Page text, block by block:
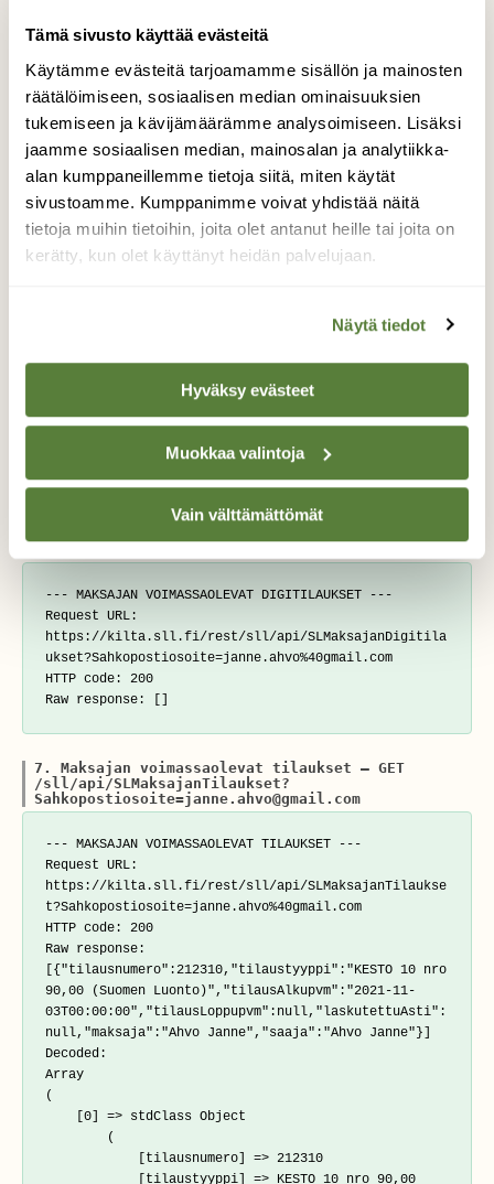
Tämä sivusto käyttää evästeitä
Käytämme evästeitä tarjoamamme sisällön ja mainosten
räätälöimiseen, sosiaalisen median ominaisuuksien
tukemiseen ja kävijämäärämme analysoimiseen. Lisäksi
jaamme sosiaalisen median, mainosalan ja analytiikka-
alan kumppaneillemme tietoja siitä, miten käytät
sivustoamme. Kumppanimme voivat yhdistää näitä
tietoja muihin tietoihin, joita olet antanut heille tai joita on
kerätty, kun olet käyttänyt heidän palvelujaan.
Näytä tiedot
Hyväksy evästeet
Muokkaa valintoja
Vain välttämättömät
Request URL:
https://kilta.sll.fi/rest/sll/api/JasenyysVoimassa?
Jasennumero=10
5. SL Tilaus voimassa — GET
/sll/api/SLtilausVoimassa?
Sahkopostiosoite=janne.ahvo@gmail.com
Sahkopostiosoite=janne.ahvo%40gmail.com
{"sLtilausVoimassa":true,"tilausPaattyy":null,"sisal
6. Maksajan voimassaolevat digitilaukset — GET
--- MAKSAJAN VOIMASSAOLEVAT DIGITILAUKSET ---
Request URL:
https://kilta.sll.fi/rest/sll/api/SLMaksajanDigitila
ukset?Sahkopostiosoite=janne.ahvo%40gmail.com
HTTP code: 200
7. Maksajan voimassaolevat tilaukset — GET
/sll/api/SLMaksajanTilaukset?
Sahkopostiosoite=janne.ahvo@gmail.com
--- MAKSAJAN VOIMASSAOLEVAT TILAUKSET ---
Request URL:
https://kilta.sll.fi/rest/sll/api/SLMaksajanTilaukse
t?Sahkopostiosoite=janne.ahvo%40gmail.com
HTTP code: 200
Raw response:
[{"tilausnumero":212310,"tilaustyyppi":"KESTO 10 nro
90,00 (Suomen Luonto)","tilausAlkupvm":"2021-11-
03T00:00:00","tilausLoppupvm":null,"laskutettuAsti":
null,"maksaja":"Ahvo Janne","saaja":"Ahvo Janne"}]
Decoded:
Array
(